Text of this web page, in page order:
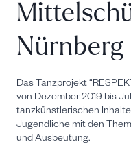
Nürnberg
Das Tanzprojekt
von Dezember 2019 bis
tanzkünstlerischen
Jugendliche mit den
und Ausbeutung.